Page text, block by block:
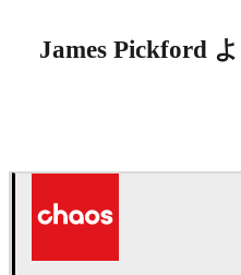
James Pickford